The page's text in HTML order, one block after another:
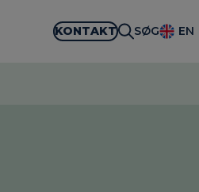
KONTAKT SØG EN